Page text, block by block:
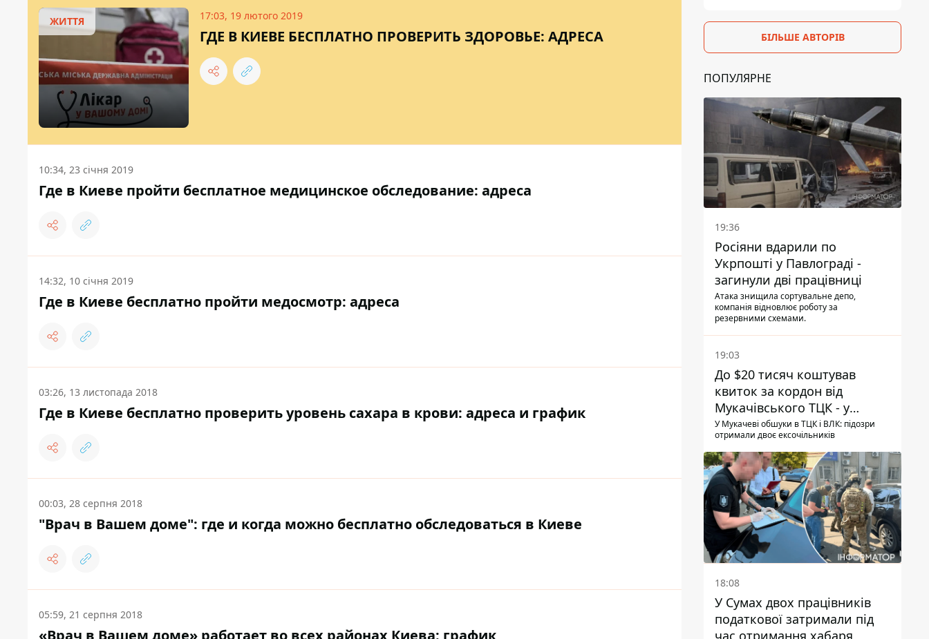
ЖИТТЯ 17:03, 19 лютого 2019
ГДЕ В КИЕВЕ БЕСПЛАТНО ПРОВЕРИТЬ ЗДОРОВЬЕ: АДРЕСА
10:34, 23 січня 2019
Где в Киеве пройти бесплатное медицинское обследование: адреса
14:32, 10 січня 2019
Где в Киеве бесплатно пройти медосмотр: адреса
03:26, 13 листопада 2018
Где в Киеве бесплатно проверить уровень сахара в крови: адреса и график
00:03, 28 серпня 2018
"Врач в Вашем доме": где и когда можно бесплатно обследоваться в Киеве
05:59, 21 серпня 2018
«Врач в Вашем доме» работает во всех районах Киева: график
БІЛЬШЕ АВТОРІВ
ПОПУЛЯРНЕ
19:36
Росіяни вдарили по
Укрпошті у Павлограді -
загинули дві працівниці
Атака знищила сортувальне депо,
компанія відновлює роботу за
резервними схемами.
19:03
До $20 тисяч коштував
квиток за кордон від
Мукачівського ТЦК - у
гучній справі перші підозри
отримали двоє колишніх
керівників
У Мукачеві обшуки в ТЦК і ВЛК: підозри
отримали двоє ексочільників
18:08
У Сумах двох працівників
податкової затримали під